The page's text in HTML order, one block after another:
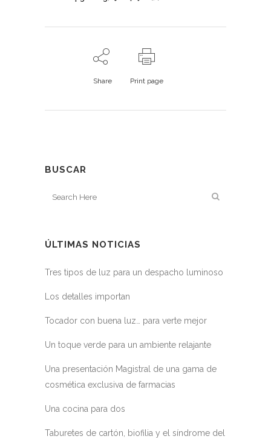
Share Print page
BUSCAR
ÚLTIMAS NOTICIAS
Tres tipos de luz para un despacho luminoso
Los detalles importan
Tocador con buena luz… para verte mejor
Un toque verde para un ambiente relajante
Una presentación Magistral de una gama de
cosmética exclusiva de farmacias
Una cocina para dos
Taburetes de cartón, biofilia y el síndrome del